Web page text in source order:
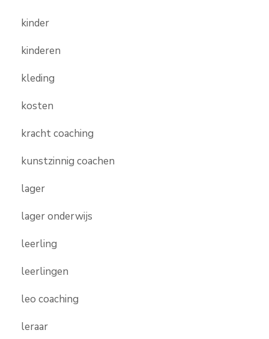
kinder
kinderen
kleding
kosten
kracht coaching
kunstzinnig coachen
lager
lager onderwijs
leerling
leerlingen
leo coaching
leraar